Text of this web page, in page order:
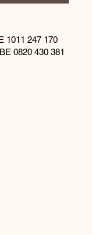
1011 247 170
0820 430 381